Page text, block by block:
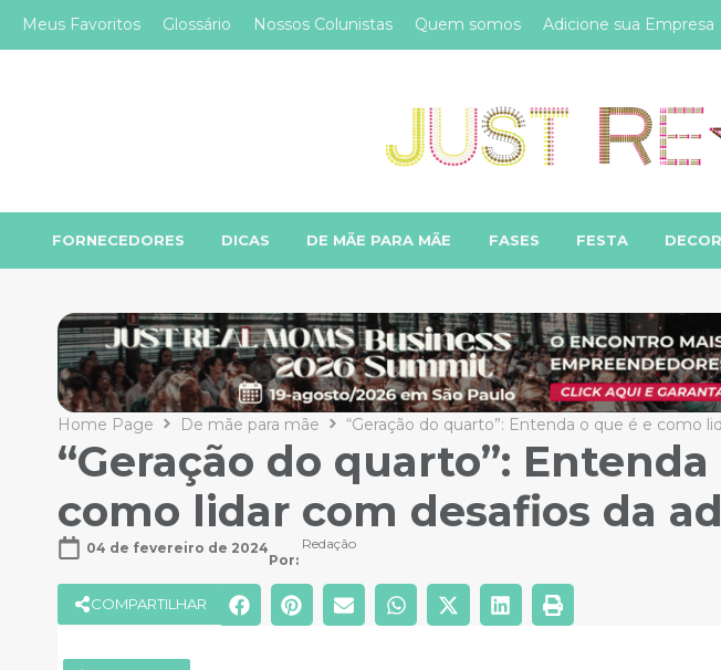
Meus Favoritos Glossário Nossos Colunistas Quem somos Adicione sua Empresa
FORNECEDORES DICAS DE MÃE PARA MÃE FASES FESTA
Home Page De mãe para mãe “Geração do quarto”: Entenda o que é e como
“Geração do quarto”:
como lidar com desafios da
04 de fevereiro de 2024
Por:
Redação
COMPARTILHAR